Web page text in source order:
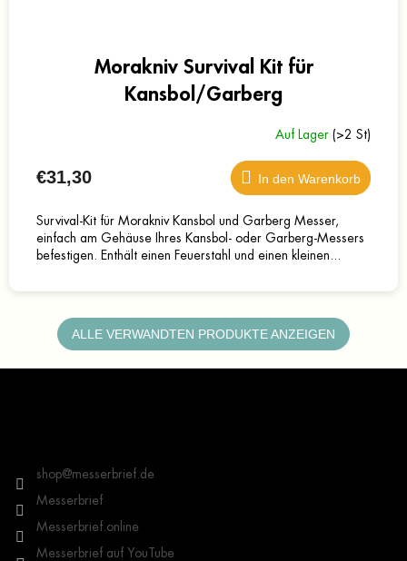
Morakniv Survival Kit für
Kansbol/Garberg
Auf Lager (>2 St)
€31,30 In den Warenkorb
Survival-Kit für Morakniv Kansbol und Garberg Messer,
einfach am Gehäuse Ihres Kansbol- oder Garberg-Messers
befestigen. Enthält einen Feuerstahl und einen kleinen...
ALLE VERWANDTEN PRODUKTE ANZEIGEN
shop@messerbrief.de
Messerbrief
Messerbrief.online
Messerbrief auf YouTube